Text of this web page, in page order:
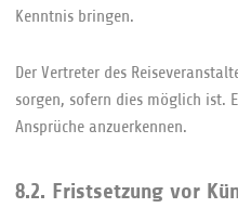
Kenntnis bringen.
Der Vertreter des
sorgen, sofern dies möglich ist.
Ansprüche anzuerkennen.
8.2. Fristsetzung vor